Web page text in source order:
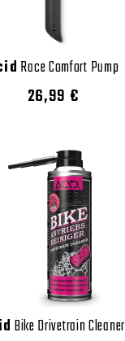
Race Comfort Pump
26,99 €
Bike Drivetrain Cleaner